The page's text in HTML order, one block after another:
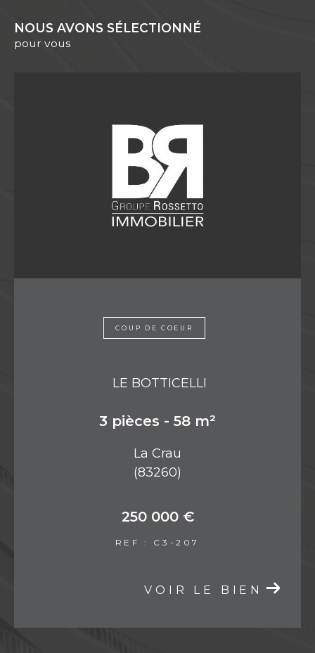
NOUS AVONS SÉLECTIONNÉ
pour vous
COUP DE COEUR
LE BOTTICELLI
3 pièces - 58 m²
La Crau
(83260)
250 000 €
REF : C3-207
VOIR LE BIEN